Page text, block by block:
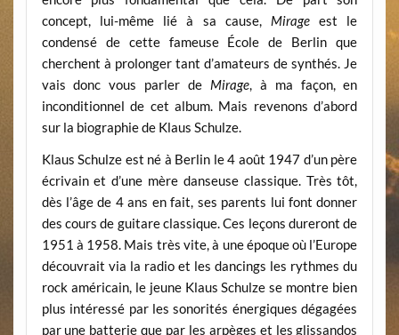
concept, lui-même lié à sa cause, Mirageest le
condensé de cette fameuse École de Berlin que
cherchent à prolonger tant d’amateurs de synthés. Je
vais donc vous parler de Mirage, à ma façon, en
inconditionnel de cet album. Mais revenons d’abord
sur la biographie de Klaus Schulze.
Klaus Schulze est né à Berlin le 4 août 1947 d’un père
écrivain et d’une mère danseuse classique. Très tôt,
dès l’âge de 4 ans en fait, ses parents lui font donner
des cours de guitare classique. Ces leçons dureront de
1951 à 1958. Mais très vite, à une époque où l’Europe
découvrait via la radio et les dancings les rythmes du
rock américain, le jeune Klaus Schulze se montre bien
plus intéressé par les sonorités énergiques dégagées
par une batterie que par les arpèges et les glissandos